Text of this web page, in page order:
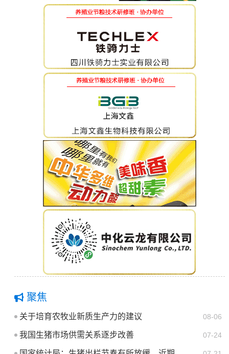
聚焦
08-06
关于培育农牧业新质生产力的建议
07-24
我国生猪市场供需关系逐步改善